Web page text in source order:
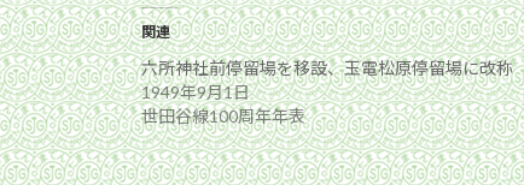
関連
六所神社前停留場を移設、玉電松原停留場に改称
1949年9月1日
世田谷線100周年年表